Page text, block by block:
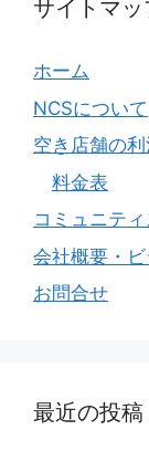
サイトマッ
ホーム
NCSについて
空き店舗の
料金表
コミュニテ
会社概要・
お問合せ
最近の投稿